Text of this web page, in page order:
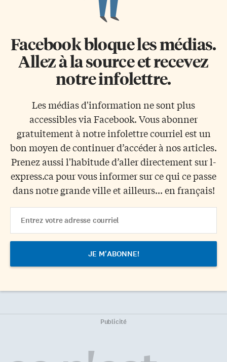
Facebook bloque les médias.
Allez à la source et recevez
notre infolettre.
Les médias d'information ne sont plus
accessibles via Facebook. Vous abonner
gratuitement à notre infolettre courriel est un
bon moyen de continuer d’accéder à nos articles.
Prenez aussi l'habitude d’aller directement sur l-
express.ca pour vous informer sur ce qui ce passe
dans notre grande ville et ailleurs... en français!
Address
Publicité